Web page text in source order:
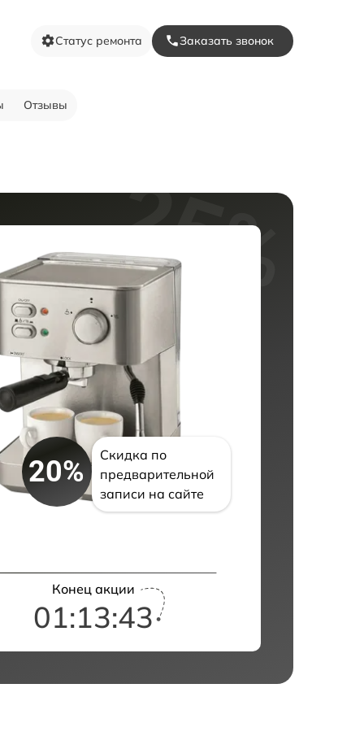
Статус ремонта Заказать звонок
Отзывы
20%
Скидка по
предварительной
записи на сайте
Конец акции
01:13:42